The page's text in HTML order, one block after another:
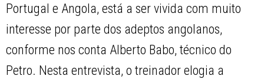
Portugal e Angola, está a ser vivida com muito
interesse por parte dos adeptos angolanos,
conforme nos conta Alberto Babo, técnico do
Petro. Nesta entrevista, o treinador elogia a